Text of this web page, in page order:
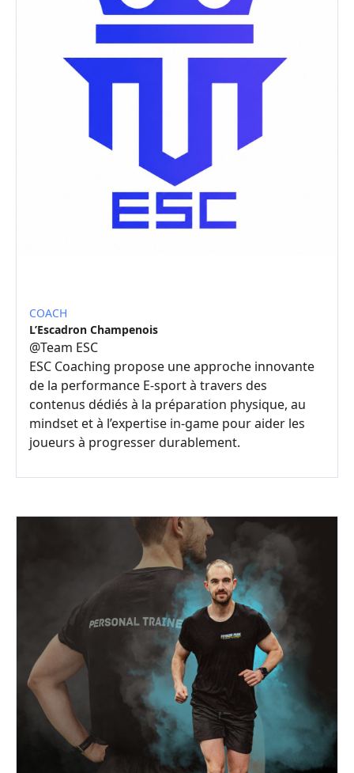
COACH
L’Escadron Champenois
@Team ESC
ESC Coaching propose une approche innovante
de la performance E-sport à travers des
contenus dédiés à la préparation physique, au
mindset et à l’expertise in-game pour aider les
joueurs à progresser durablement.